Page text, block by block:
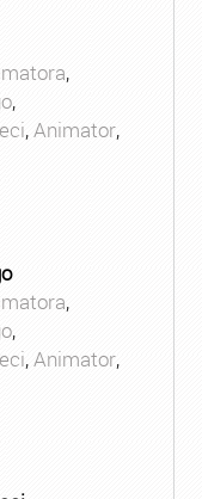
,
,
,Animator,
,
,
,Animator,